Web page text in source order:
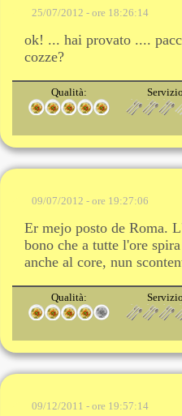
25/07/2012 - ore 18:26:14
ok! ... hai provato ....
cozze?
Qualità:
09/07/2012 - ore 19:27:06
Er mejo posto de Roma.
bono che a tutte l'ore
anche al core, nun
Qualità:
09/12/2011 - ore 19:57:14